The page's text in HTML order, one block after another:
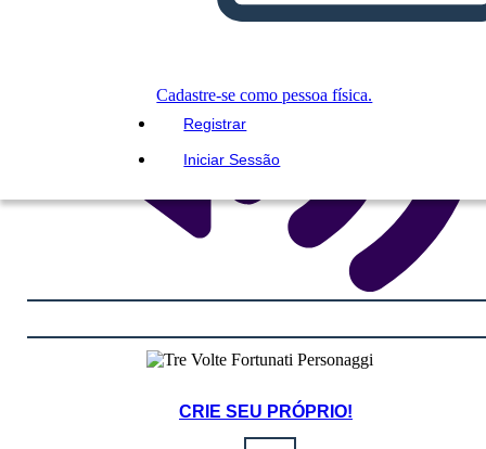
Cadastre-se como pessoa física.
Registrar
Iniciar Sessão
CRIE SEU PRÓPRIO!